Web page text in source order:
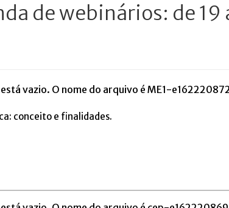
de webinários: de 19
conceito e finalidades.